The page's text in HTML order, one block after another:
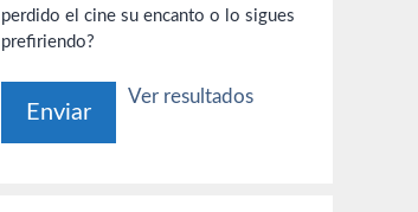
perdido el cine su encanto o lo sigues
prefiriendo?
Ver resultados